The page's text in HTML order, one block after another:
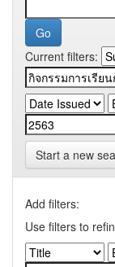
Current filters:
Start a new
Add filters:
Use filters to